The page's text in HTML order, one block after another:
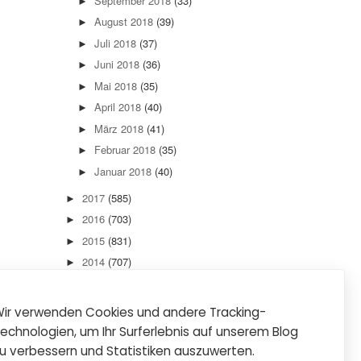
►August 2018 (39)
►Juli 2018 (37)
►Juni 2018 (36)
► Mai 2018 (35)
►April 2018 (40)
► März 2018 (41)
► Februar 2018 (35)
►Januar 2018 (40)
► 2017 (585)
► 2016 (703)
► 2015 (831)
► 2014 (707)
► 2012 (889)
► 2011(933)
►2010(897)
verwenden Cookies und andere Tracking-
um Ihr Surferlebnis auf unserem Blog
verbessern und Statistiken auszuwerten.